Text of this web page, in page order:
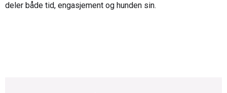
deler både tid, engasjement og hunden sin.